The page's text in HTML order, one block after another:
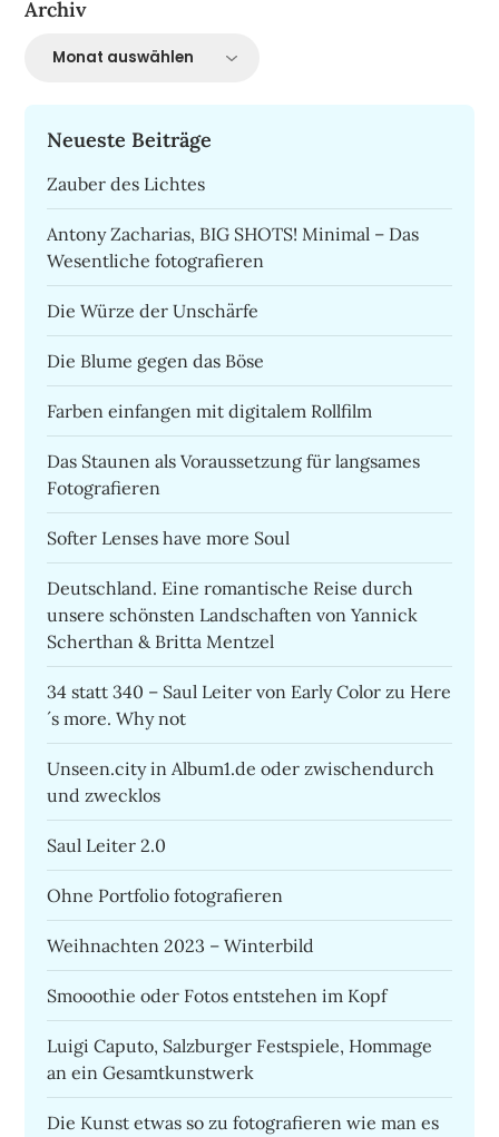
Archiv
Archiv
Neueste Beiträge
Zauber des Lichtes
Antony Zacharias, BIG SHOTS! Minimal – Das
Wesentliche fotografieren
Die Würze der Unschärfe
Die Blume gegen das Böse
Farben einfangen mit digitalem Rollfilm
Das Staunen als Voraussetzung für langsames
Fotografieren
Softer Lenses have more Soul
Deutschland. Eine romantische Reise durch
unsere schönsten Landschaften von Yannick
Scherthan & Britta Mentzel
34 statt 340 – Saul Leiter von Early Color zu Here
´s more. Why not
Unseen.city in Album1.de oder zwischendurch
und zwecklos
Saul Leiter 2.0
Ohne Portfolio fotografieren
Weihnachten 2023 – Winterbild
Smooothie oder Fotos entstehen im Kopf
Luigi Caputo, Salzburger Festspiele, Hommage
an ein Gesamtkunstwerk
Die Kunst etwas so zu fotografieren wie man es